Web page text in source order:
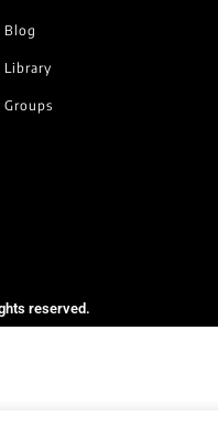
Blog
Library
Groups
reserved.